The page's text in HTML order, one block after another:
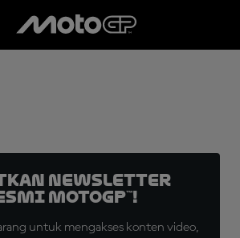
Newsletter
MotoGP™!
untuk mengakses konten video,